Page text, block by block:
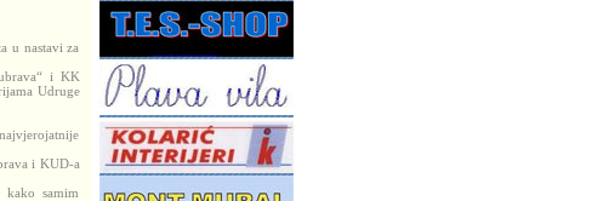
u nastavi za
i KK
Udruge
i KUD-a
samim